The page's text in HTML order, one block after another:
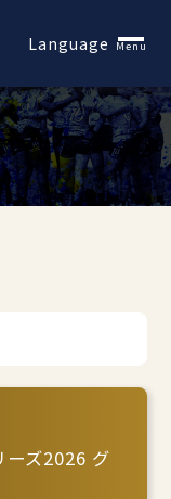
Language Menu
ーズ2026 グ